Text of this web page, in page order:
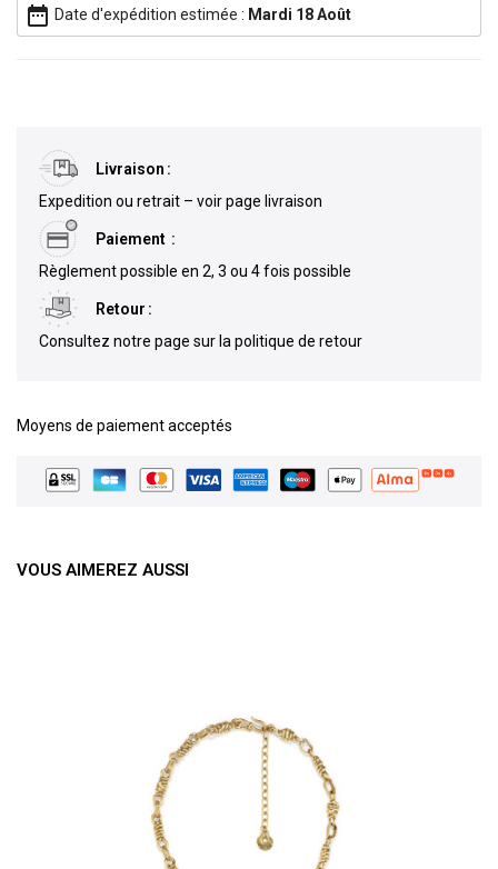
date_range Date d'expédition estimée : Mardi 18 Août
Livraison
Expedition ou retrait – voir page livraison
Paiement
Règlement possible en 2, 3 ou 4 fois possible
Retour
Consultez notre page sur la politique de retour
Moyens de paiement acceptés
VOUS AIMEREZ AUSSI